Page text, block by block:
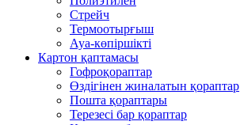
Стрейч
Термоотырғыш
Ауа-көпіршікті
Картон қаптамасы
Гофроқораптар
Өздігінен жиналатын қораптар
Пошта қораптары
Терезесі бар қораптар